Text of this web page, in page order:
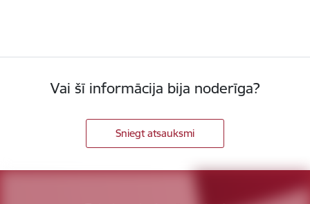
Vai šī informācija bija noderīga?
Sniegt atsauksmi